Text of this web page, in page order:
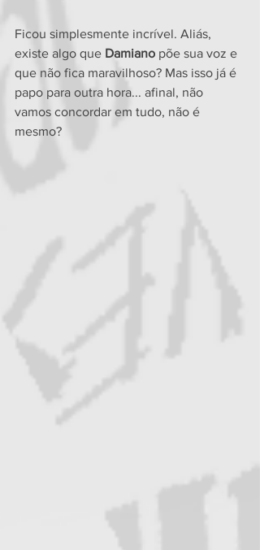
Ficou simplesmente incrível. Aliás,
existe algo que Damiano põe sua voz e
que não fica maravilhoso? Mas isso já é
papo para outra hora... afinal, não
vamos concordar em tudo, não é
mesmo?